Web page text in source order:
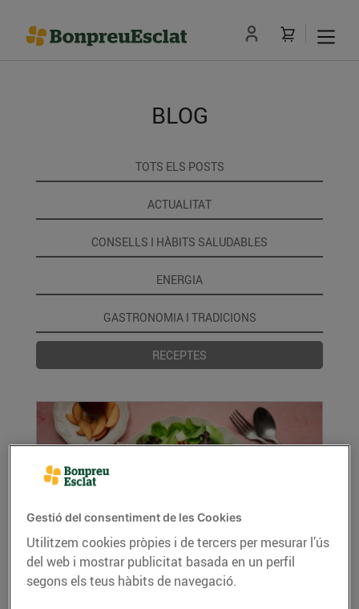
BLOG
TOTS ELS POSTS
ACTUALITAT
CONSELLS I HÀBITS SALUDABLES
ENERGIA
GASTRONOMIA I TRADICIONS
RECEPTES
Amanida de prunes vermelles amb
formatge d'ovella curat
Gestió del consentiment de les Cookies
Utilitzem cookies pròpies i de tercers per mesurar l’ús
del web i mostrar publicitat basada en un perfil
segons els teus hàbits de navegació.